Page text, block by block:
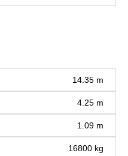
14.35 m
4.25 m
1.09 m
16800 kg